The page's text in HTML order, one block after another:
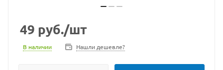
49 руб./шт
В наличии Нашли дешевле?